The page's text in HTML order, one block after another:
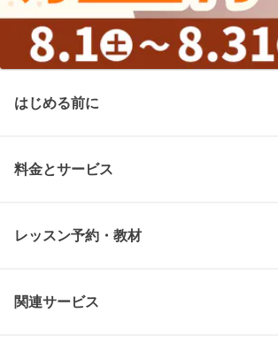
はじめる前に
料金とサービス
レッスン予約・教材
関連サービス